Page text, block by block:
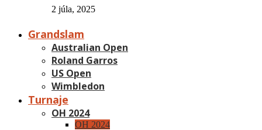
2 júla, 2025
Grandslam
Australian Open
Roland Garros
US Open
Wimbledon
Turnaje
OH 2024
OH 2024